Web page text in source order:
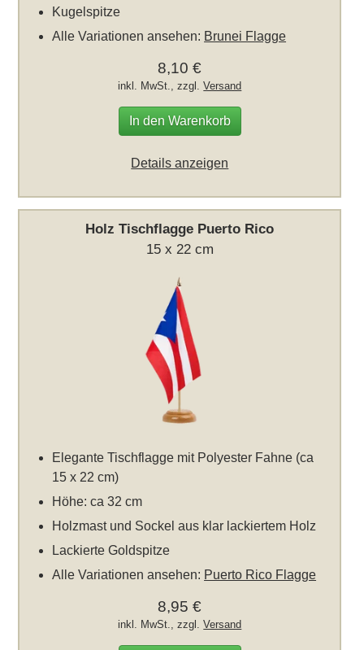
Kugelspitze
Alle Variationen ansehen: Brunei Flagge
8,10 €
inkl. MwSt., zzgl.Versand
In den Warenkorb
Details anzeigen
Holz Tischflagge Puerto Rico
15 x 22 cm
Elegante Tischflagge mit Polyester Fahne (ca
15 x 22 cm)
Höhe: ca 32 cm
Holzmast und Sockel aus klar lackiertem Holz
Lackierte Goldspitze
Alle Variationen ansehen: Puerto Rico Flagge
8,95 €
inkl. MwSt., zzgl.Versand